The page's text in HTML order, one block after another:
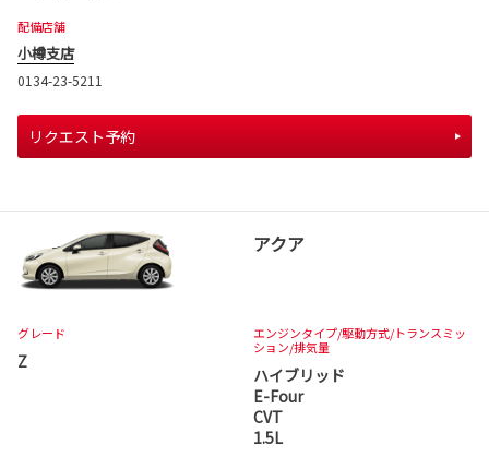
配備店舗
小樽支店
0134-23-5211
リクエスト予約
アクア
グレード
Z
エンジンタイプ/駆動方式/トランスミッ
ション/排気量
ハイブリッド
E-Four
CVT
1.5L